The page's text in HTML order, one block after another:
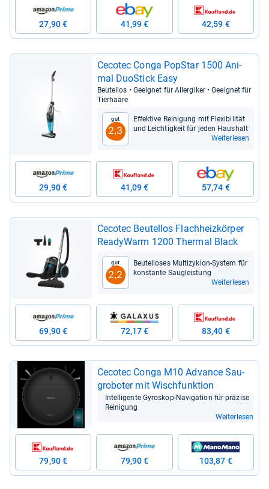
27,90 € 41,99 € 42,59 €
Ceco­tec Conga Pop­Star 1500 Ani­
mal Duo­Stick Easy
Beu­tel­los • Geeig­net für All­er­gi­ker • Geeig­net für
Tier­haare
Gut
2,3
Effek­tive Rei­ni­gung mit Fle­xi­bi­li­tät
und Leich­tig­keit für jeden Haus­halt
Weiterlesen
29,90 € 41,09 € 57,74 €
Ceco­tec Beu­tel­los Flach­heiz­kör­per
Rea­dy­Warm 1200 Ther­mal Black
Gut
2,2
Beu­tel­lo­ses Mul­ti­zy­klon-​Sys­tem für
kon­stante Sau­g­leis­tung
Weiterlesen
69,90 € 72,17 € 83,40 €
Ceco­tec Conga M10 Advance Sau­
gro­bo­ter mit Wisch­funk­tion
Intel­li­gente Gyro­skop-​Navi­ga­tion für prä­zise
Rei­ni­gung
Weiterlesen
79,90 € 79,90 € 103,87 €